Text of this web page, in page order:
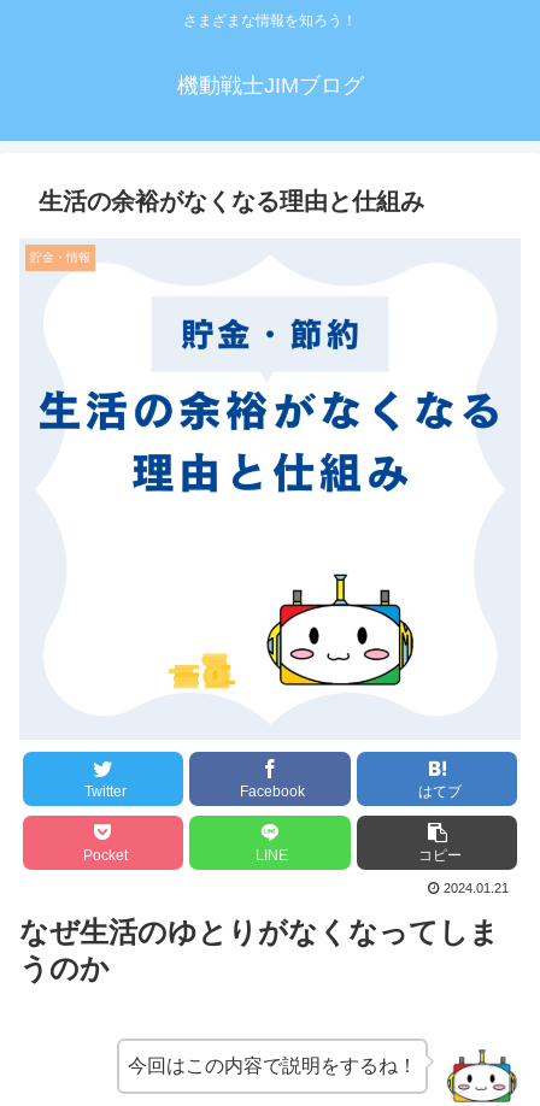
さまざまな情報を知ろう！
機動戦士JIMブログ
生活の余裕がなくなる理由と仕組み
貯金・情報
Twitter Facebook はてブ
Pocket LINE コピー
2024.01.21
なぜ生活のゆとりがなくなってしま
うのか
今回はこの内容で説明をするね！